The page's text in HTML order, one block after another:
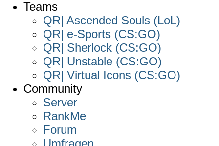
Teams
QR| Ascended Souls (LoL)
QR| e-Sports (CS:GO)
QR| Sherlock (CS:GO)
QR| Unstable (CS:GO)
QR| Virtual Icons (CS:GO)
Community
Server
RankMe
Forum
Umfragen